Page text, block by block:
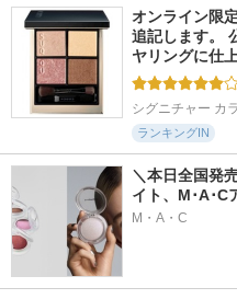
ニベア
オンライン限
追記します。
ヤリングに仕
シグニチャー カ
ランキングIN
＼本日全国発
イト、M･A･C
M・A・C